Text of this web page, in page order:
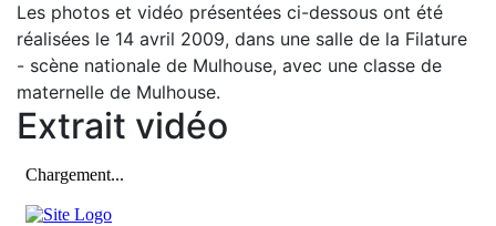
Les photos et vidéo présentées ci-dessous ont été
réalisées le 14 avril 2009, dans une salle de la Filature
- scène nationale de Mulhouse, avec une classe de
maternelle de Mulhouse.
Extrait vidéo